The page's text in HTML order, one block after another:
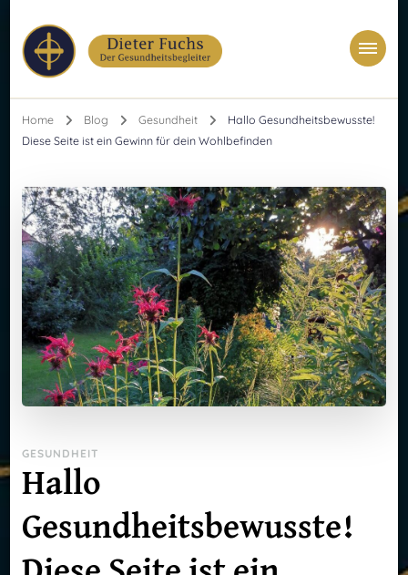
Dieter Fuchs
Home Blog Gesundheit
Hallo Gesundheitsbewusste!
Diese Seite ist ein Gewinn für dein Wohlbefinden
GESUNDHEIT
Hallo
Gesundheitsbewusste!